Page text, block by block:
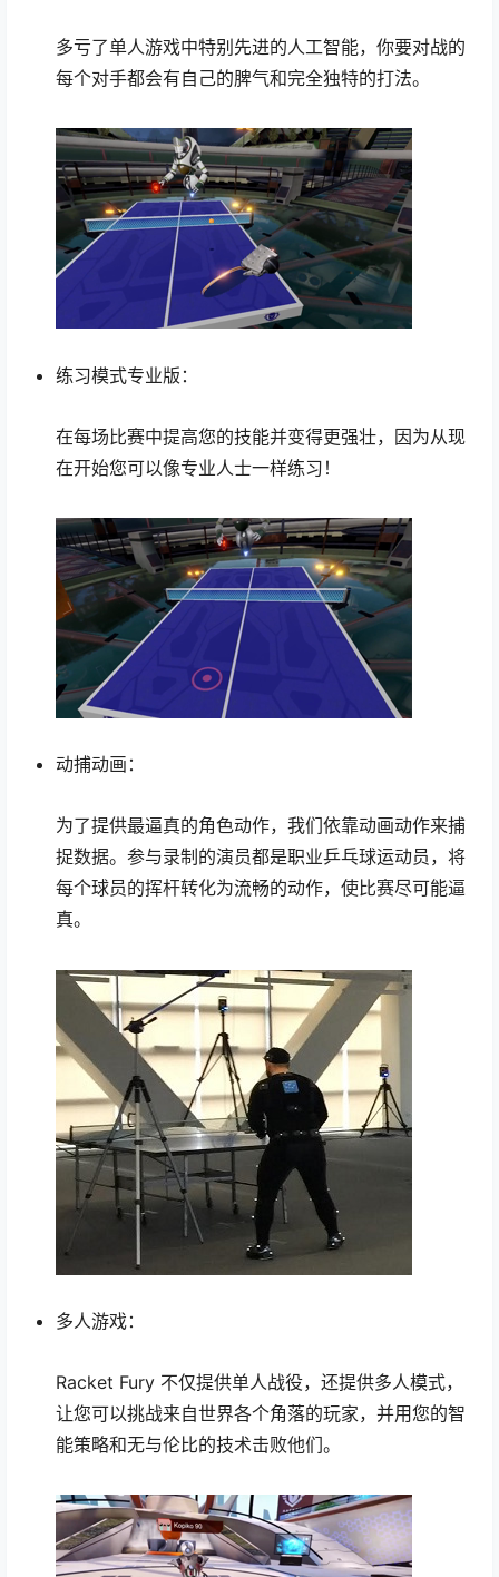
多亏了单人游戏中特别先进的人工智能，你要对战的
每个对手都会有自己的脾气和完全独特的打法。
练习模式专业版：
在每场比赛中提高您的技能并变得更强壮，因为从现
在开始您可以像专业人士一样练习！
动捕动画：
为了提供最逼真的角色动作，我们依靠动画动作来捕
捉数据。参与录制的演员都是职业乒乓球运动员，将
每个球员的挥杆转化为流畅的动作，使比赛尽可能逼
真。
多人游戏：
Racket Fury 不仅提供单人战役，还提供多人模式，
让您可以挑战来自世界各个角落的玩家，并用您的智
能策略和无与伦比的技术击败他们。